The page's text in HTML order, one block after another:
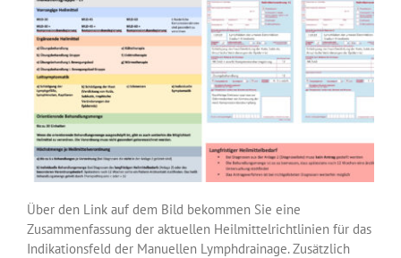
Über den Link auf dem Bild bekommen Sie eine
Zusammenfassung der aktuellen Heilmittelrichtlinien für das
Indikationsfeld der Manuellen Lymphdrainage. Zusätzlich